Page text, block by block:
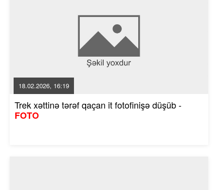
18.02.2026, 16:19
Trek xəttinə tərəf qaçan it fotofinişə düşüb -
FOTO